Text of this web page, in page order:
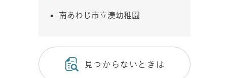
南あわじ市立湊幼稚園
見つからないときは